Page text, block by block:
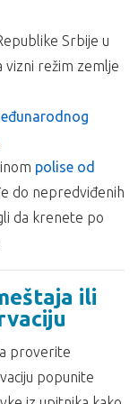
osiguranja
i troškove
programa
sobi: privatan
3* – 5€, hoteli 4*
takse se vrši
Nikiti ne
u letovalištu
Halkidikina
Srbije u
vizni režim zemlje
polise od
do nepredviđenih
da krenete po
ili
proverite
popunite